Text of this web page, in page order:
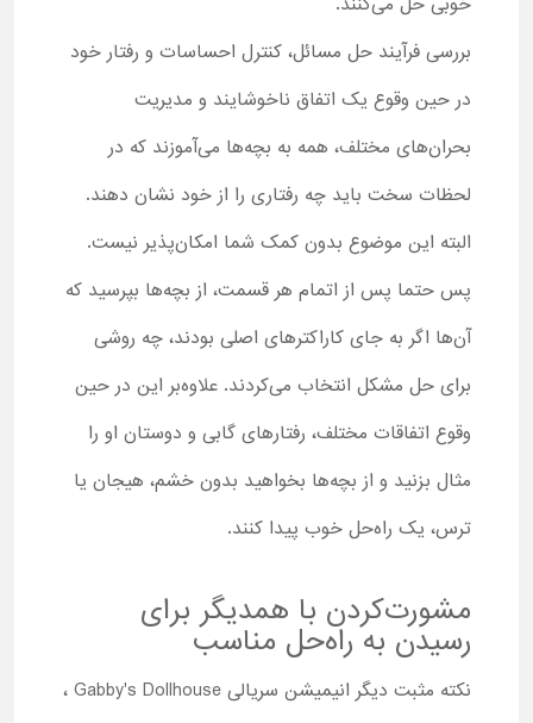
بررسی فرآیند حل مسائل، کنترل احساسات و رفتار خود
در حین وقوع یک اتفاق ناخوشایند و مدیریت
بحران‌های مختلف، همه به بچه‌ها می‌آموزند که در
لحظات سخت باید چه رفتاری را از خود نشان دهند.
البته این موضوع بدون کمک شما امکان‌پذیر نیست.
پس حتما پس از اتمام هر قسمت، از بچه‌ها بپرسید که
آن‌ها اگر به جای کاراکترهای اصلی بودند، چه روشی
برای حل مشکل انتخاب می‌کردند. علاوه‌بر این در حین
وقوع اتفاقات مختلف، رفتارهای گابی و دوستان او را
مثال بزنید و از بچه‌ها بخواهید بدون خشم، هیجان یا
ترس، یک راه‌حل خوب پیدا کنند.
مشورت‌کردن با همدیگر برای
رسیدن به راه‌حل مناسب
نکته مثبت دیگر انیمیشن سریالی Gabby's Dollhouse ،